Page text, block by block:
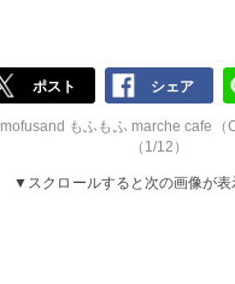
ポスト シェア
mofusand もふもふ marche cafe（
（1/12）
▼スクロールすると次の画像が表